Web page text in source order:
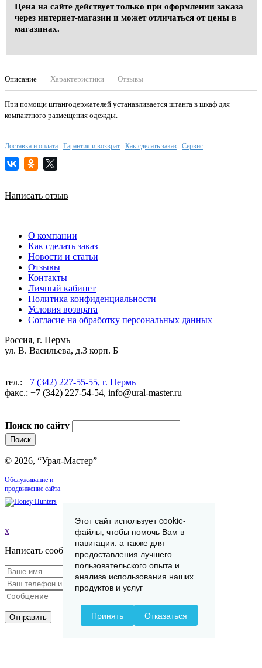
Цена на сайте действует только при оформлении заказа
через интернет-магазин и может отличаться от цены в
магазинах.
Описание Характеристики Отзывы
При помощи штангодержателей устанавливается штанга в шкаф для
компактного размещения одежды.
Доставка и оплата Гарантия и возврат Как сделать заказ Сервис
Написать отзыв
О компании
Как сделать заказ
Новости и статьи
Отзывы
Контакты
Личный кабинет
Политика конфиденциальности
Условия возврата
Согласие на обработку персональных данных
Россия, г. Пермь
ул. В. Васильева, д.3 корп. Б
тел.: +7 (342) 227-55-55, г. Пермь
факс.: +7 (342) 227-54-54, info@ural-master.ru
Поиск по сайту
© 2026, “Урал-Мастер”
Обслуживание и
продвижение сайта
x
Написать сообщение
Отправить
Этот сайт использует cookie-
файлы, чтобы помочь Вам в
навигации, а также для
предоставления лучшего
пользовательского опыта и
анализа использования наших
продуктов и услуг
Принять Отказаться